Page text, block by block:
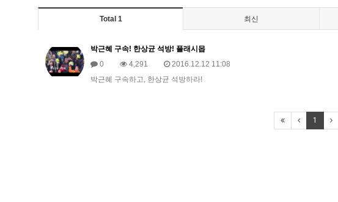
Total 1 최신
박근혜 구속! 한상균 석방! 플래시몹
0
4,291
2016.12.12 11:08
박근혜 구속하고, 한상균 석방하라!
1